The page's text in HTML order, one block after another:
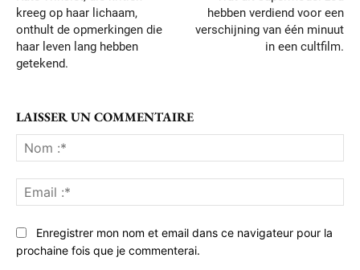
kreeg op haar lichaam,
onthult de opmerkingen die
haar leven lang hebben
getekend.
hebben verdiend voor een
verschijning van één minuut
in een cultfilm.
LAISSER UN COMMENTAIRE
:*
:*
Enregistrer mon nom et email dans ce navigateur pour la
prochaine fois que je commenterai.